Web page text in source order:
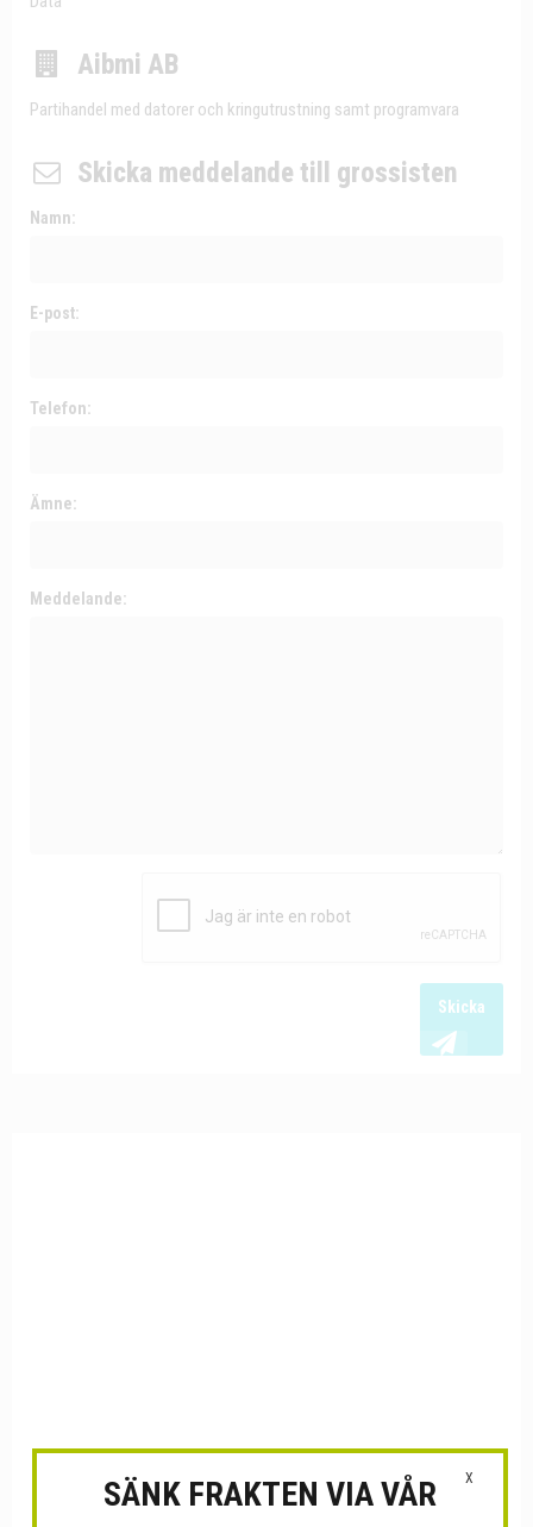
Aibmi AB
Partihandel med datorer och kringutrustning samt programvara
Skicka meddelande till grossisten
Namn:
E-post:
Telefon:
Ämne:
Meddelande:
Skicka
X
SÄNK FRAKTEN VIA VÅR